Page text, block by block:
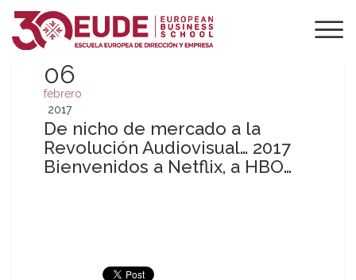
06
febrero
2017
De nicho de mercado a la
Revolución Audiovisual… 2017
Bienvenidos a Netflix, a HBO…